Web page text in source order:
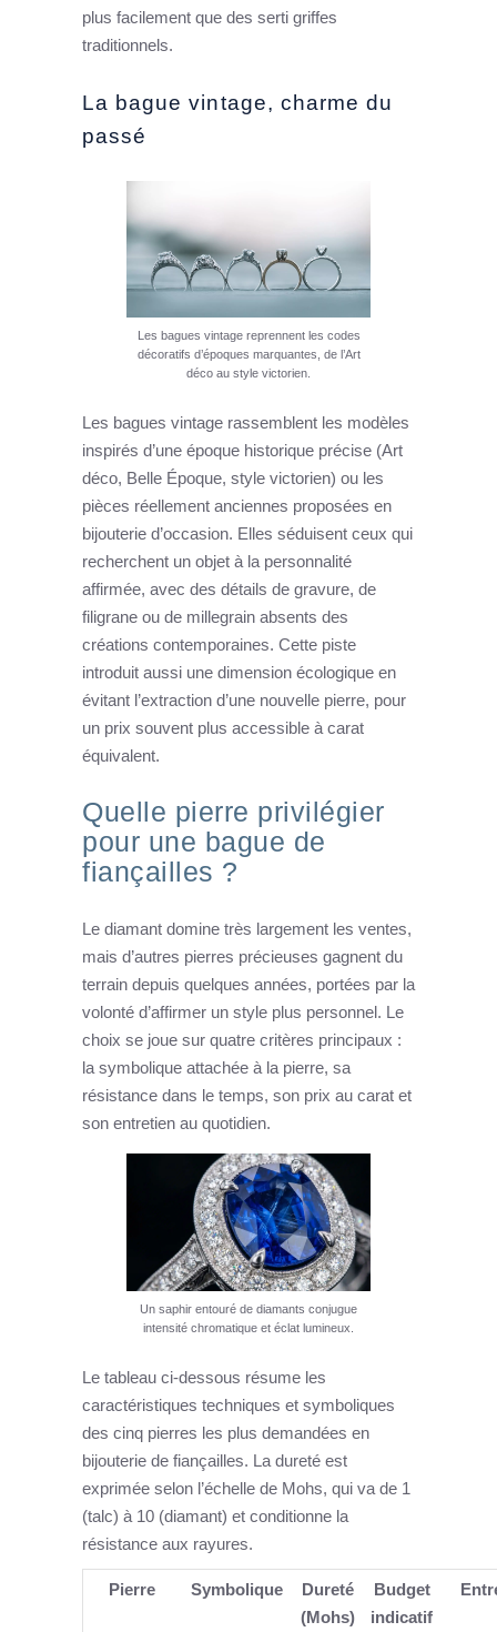
plus facilement que des serti griffes
traditionnels.
La bague vintage, charme du
passé
Les bagues vintage reprennent les codes
décoratifs d’époques marquantes, de l’Art
déco au style victorien.
Les bagues vintage rassemblent les modèles
inspirés d’une époque historique précise (Art
déco, Belle Époque, style victorien) ou les
pièces réellement anciennes proposées en
bijouterie d’occasion. Elles séduisent ceux qui
recherchent un objet à la personnalité
affirmée, avec des détails de gravure, de
filigrane ou de millegrain absents des
créations contemporaines. Cette piste
introduit aussi une dimension écologique en
évitant l’extraction d’une nouvelle pierre, pour
un prix souvent plus accessible à carat
équivalent.
Quelle pierre privilégier
pour une bague de
fiançailles ?
Le diamant domine très largement les ventes,
mais d’autres pierres précieuses gagnent du
terrain depuis quelques années, portées par la
volonté d’affirmer un style plus personnel. Le
choix se joue sur quatre critères principaux :
la symbolique attachée à la pierre, sa
résistance dans le temps, son prix au carat et
son entretien au quotidien.
Un saphir entouré de diamants conjugue
intensité chromatique et éclat lumineux.
Le tableau ci-dessous résume les
caractéristiques techniques et symboliques
des cinq pierres les plus demandées en
bijouterie de fiançailles. La dureté est
exprimée selon l’échelle de Mohs, qui va de 1
(talc) à 10 (diamant) et conditionne la
résistance aux rayures.
Pierre Symbolique
Dureté
(Mohs)
Budget
indicatif